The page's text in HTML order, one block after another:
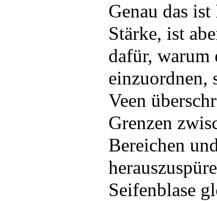
Genau das
Stärke, ist
dafür, warum
einzuordnen,
Veen
Grenzen
Bereichen
Seifenblase